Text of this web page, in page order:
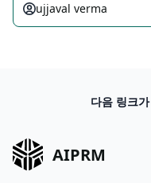
ujjaval verma
다음 링크
AIPRM